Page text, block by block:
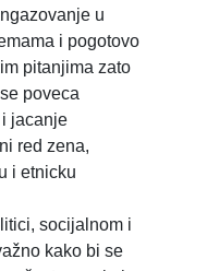
u
i pogotovo
pitanjima zato
poveca
jacanje
red zena,
i etnicku
socijalnom i
kako bi se